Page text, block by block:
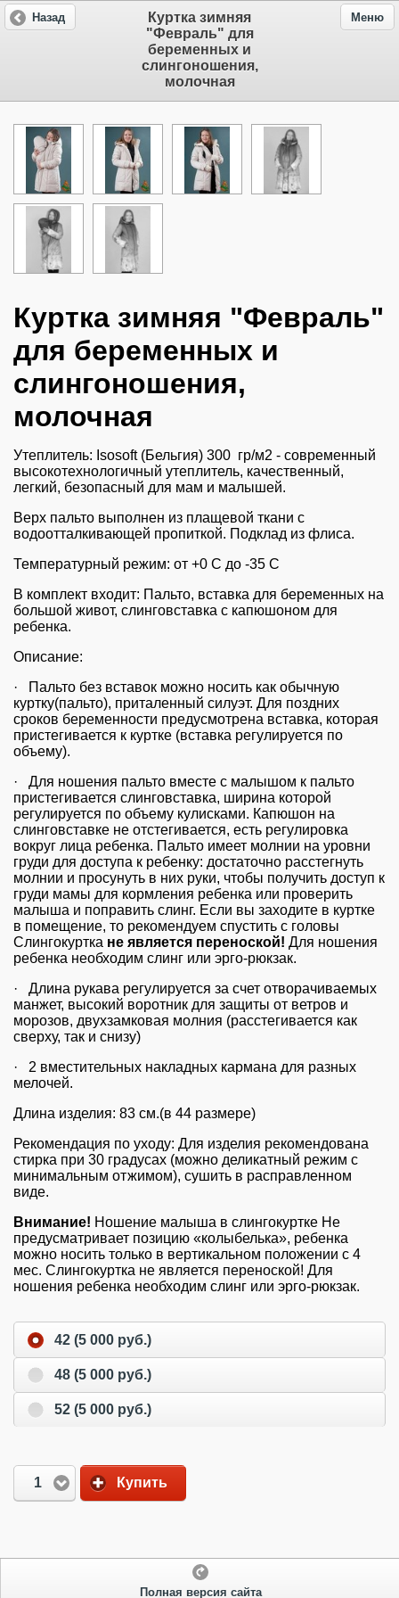
Куртка зимняя
"Февраль" для
беременных и
слингоношения,
молочная
Назад Меню
Куртка зимняя "Февраль"
для беременных и
слингоношения,
молочная
Утеплитель: Isosoft (Бельгия) 300 гр/м2 - современный
высокотехнологичный утеплитель, качественный,
легкий, безопасный для мам и малышей.
Верх пальто выполнен из плащевой ткани с
водоотталкивающей пропиткой. Подклад из флиса.
Температурный режим: от +0 С до -35 С
В комплект входит: Пальто, вставка для беременных на
большой живот, слинговставка с капюшоном для
ребенка.
Описание:
· Пальто без вставок можно носить как обычную
куртку(пальто), приталенный силуэт. Для поздних
сроков беременности предусмотрена вставка, которая
пристегивается к куртке (вставка регулируется по
объему).
· Для ношения пальто вместе с малышом к пальто
пристегивается слинговставка, ширина которой
регулируется по объему кулисками. Капюшон на
слинговставке не отстегивается, есть регулировка
вокруг лица ребенка. Пальто имеет молнии на уровни
груди для доступа к ребенку: достаточно расстегнуть
молнии и просунуть в них руки, чтобы получить доступ к
груди мамы для кормления ребенка или проверить
малыша и поправить слинг. Если вы заходите в куртке
в помещение, то рекомендуем спустить с головы
Слингокуртка не является переноской! Для ношения
ребенка необходим слинг или эрго-рюкзак.
· Длина рукава регулируется за счет отворачиваемых
манжет, высокий воротник для защиты от ветров и
морозов, двухзамковая молния (расстегивается как
сверху, так и снизу)
· 2 вместительных накладных кармана для разных
мелочей.
Длина изделия: 83 см.(в 44 размере)
Рекомендация по уходу: Для изделия рекомендована
стирка при 30 градусах (можно деликатный режим с
минимальным отжимом), сушить в расправленном
виде.
Внимание! Ношение малыша в слингокуртке Не
предусматривает позицию «колыбелька», ребенка
можно носить только в вертикальном положении с 4
мес. Слингокуртка не является переноской! Для
ношения ребенка необходим слинг или эрго-рюкзак.
42 (5 000 руб.)
48 (5 000 руб.)
52 (5 000 руб.)
1 Купить
Полная версия сайта